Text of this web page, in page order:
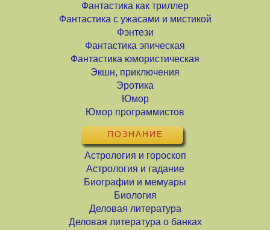
Фантастика как триллер
Фантастика с ужасами и мистикой
Фэнтези
Фантастика эпическая
Фантастика юмористическая
Экшн, приключения
Эротика
Юмор
Юмор программистов
ПОЗНАНИЕ
Астрология и гороскоп
Астрология и гадание
Биографии и мемуары
Биология
Деловая литература
Деловая литература о банках